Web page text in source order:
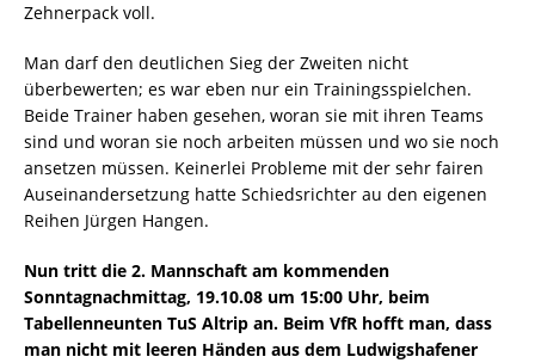
Zehnerpack voll.
Man darf den deutlichen Sieg der Zweiten nicht
überbewerten; es war eben nur ein Trainingsspielchen.
Beide Trainer haben gesehen, woran sie mit ihren Teams
sind und woran sie noch arbeiten müssen und wo sie noch
ansetzen müssen. Keinerlei Probleme mit der sehr fairen
Auseinandersetzung hatte Schiedsrichter au den eigenen
Reihen Jürgen Hangen.
Nun tritt die 2. Mannschaft am kommenden
Sonntagnachmittag, 19.10.08 um 15:00 Uhr, beim
Tabellenneunten TuS Altrip an. Beim VfR hofft man, dass
man nicht mit leeren Händen aus dem Ludwigshafener